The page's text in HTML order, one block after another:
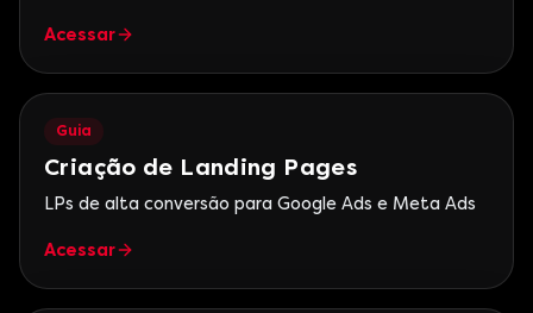
Acessar
Guia
Criação de Landing Pages
LPs de alta conversão para Google Ads e Meta Ads
Acessar